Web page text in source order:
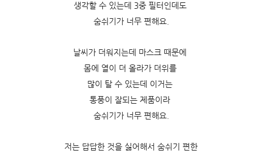
생각할 수 있는데 3중 필터인데도
숨쉬기가 너무 편해요.
날씨가 더워지는데 마스크 때문에
몸에 열이 더 올라가 더위를
많이 탈 수 있는데 이거는
통풍이 잘되는 제품이라
숨쉬기가 너무 편해요.
저는 답답한 것을 싫어해서 숨쉬기 편한